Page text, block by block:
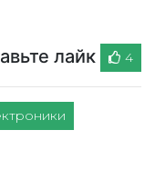
лайк 4